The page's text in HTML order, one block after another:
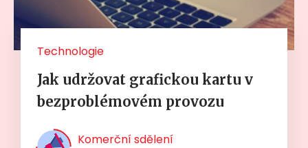
Technologie
Jak udržovat grafickou kartu v
bezproblémovém provozu
Komerční sdělení